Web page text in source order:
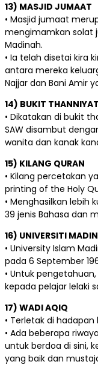
13) MASJID JUMAAT
• Masjid jumaat
mengimamkan solat
Madinah.
• Ia telah disetai kira
antara mereka
Najjar dan Bani Amir
14) BUKIT
• Dikatakan di bukit
SAW disambut
wanita dan kanak
15) KILANG QURAN
• Kilang percetakan
printing of the Holy
• Menghasilkan lebih
39 jenis Bahasa dan
16) UNIVERSITI
• University Islam
pada 6 September
• Untuk
kepada pelajar lelaki
17) WADI AQIQ
• Terletak di
• Ada beberapa
untuk berdoa di sini,
yang baik dan